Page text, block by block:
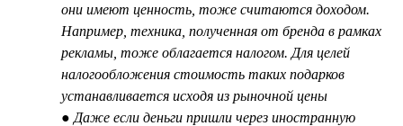
они имеют ценность, тоже считаются доходом.
Например, техника, полученная от бренда в рамках
рекламы, тоже облагается налогом. Для целей
налогообложения стоимость таких подарков
устанавливается исходя из рыночной цены
● Даже если деньги пришли через иностранную